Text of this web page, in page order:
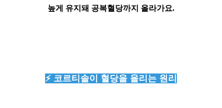
높게 유지돼 공복혈당까지 올라가요.
⚡ 코르티솔이 혈당을 올리는 원리